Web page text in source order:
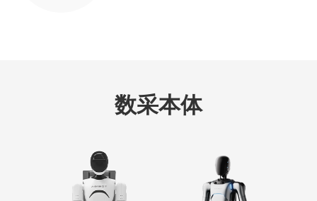
数采本体